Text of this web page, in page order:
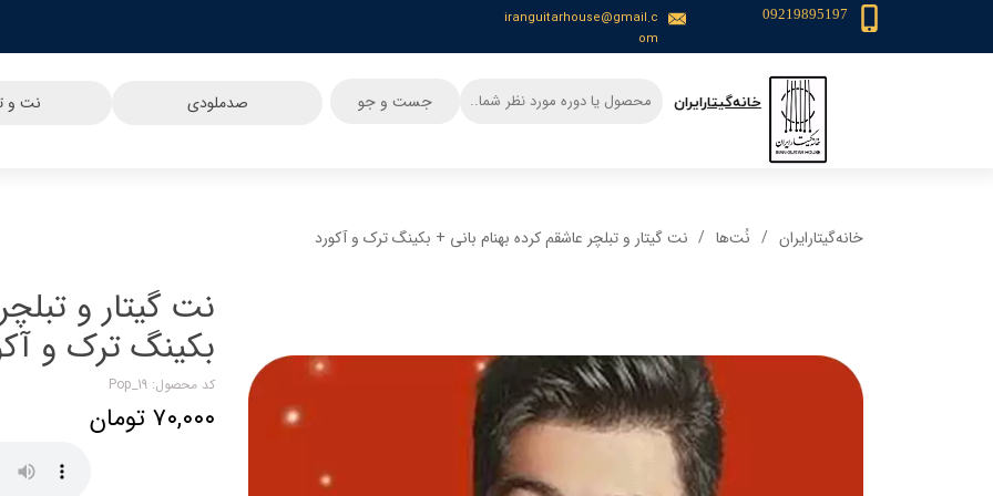
iranguitarhouse@gmail.c
om
09219895197
​خانه‌گیتار‌ایران صدملودی نت و جست و جو
خانه‌گیتار‌ایران نُت‌ها نت گیتار و تبلچر عاشقم کرده بهنام بانی + بکینگ ترک و آکورد
نت گیتار و
بکینگ ترک و
کد محصول: Pop_19
۷۰,۰۰۰ تومان